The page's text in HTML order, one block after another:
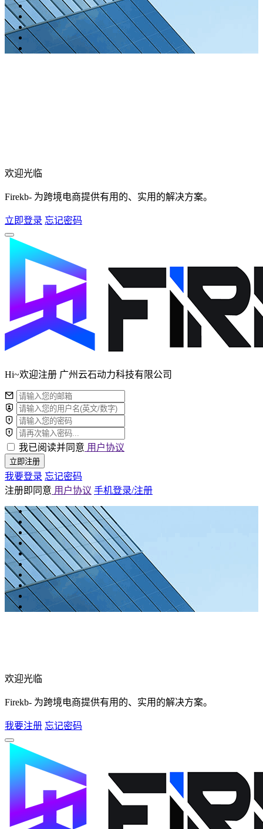
欢迎光临
Firekb- 为跨境电商提供有用的、实用的解决方案。
立即登录 忘记密码
Hi~欢迎注册 广州云石动力科技有限公司
我已阅读并同意 用户协议
立即注册
我要登录 忘记密码
注册即同意 用户协议 手机登录/注册
欢迎光临
Firekb- 为跨境电商提供有用的、实用的解决方案。
我要注册 忘记密码